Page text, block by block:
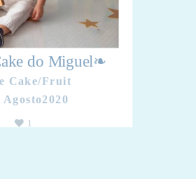
do Miguel❧
Cake/Fruit
1